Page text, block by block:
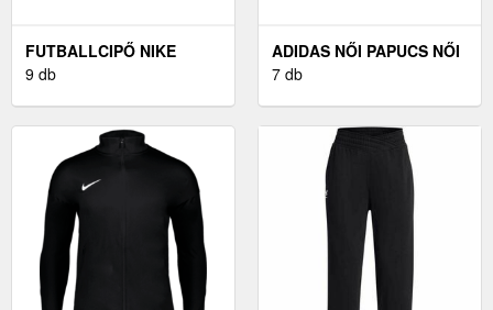
FUTBALLCIPŐ NIKE
ZOOM MERCURIAL
9 db
ADIDAS NŐI PAPUCS NŐI
PAPUCS, FEKETE, MÉRET
7 db